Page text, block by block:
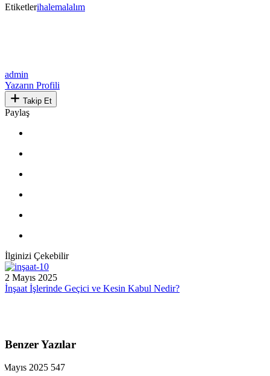
Etiketlerihalemalalım
admin
Yazarın Profili
Takip Et
Paylaş
İlginizi Çekebilir
2 Mayıs 2025
İnşaat İşlerinde Geçici ve Kesin Kabul Nedir?
Benzer Yazılar
Mayıs 2025 547